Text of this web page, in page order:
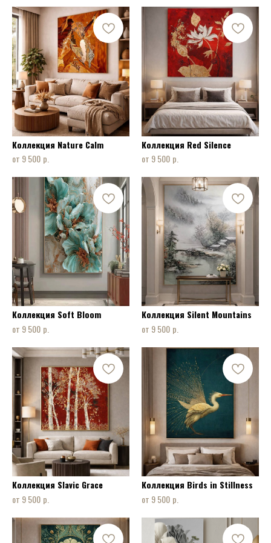
Коллекция Nature Calm
9 500 р.
Коллекция Red Silence
9 500 р.
Коллекция Soft Bloom
9 500 р.
Коллекция Silent Mountains
9 500 р.
Коллекция Slavic Grace
9 500 р.
Коллекция Birds in Stillness
9 500 р.